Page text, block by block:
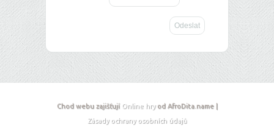
Chod webu zajišťují Online hryod AfroDita.name |
Zásady ochrany osobních údajů